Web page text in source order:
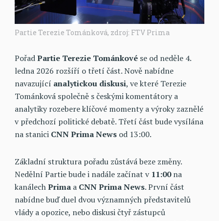
Partie Terezie Tománková, zdroj: FTV Prima
PořadPartie Terezie Tománkové se od neděle 4.
ledna 2026 rozšíří o třetí část. Nově nabídne
navazující analytickou diskusi, ve které Terezie
Tománková společně s českými komentátory a
analytiky rozebere klíčové momenty a výroky zaznělé
v předchozí politické debatě. Třetí část bude vysílána
na stanici CNN Prima News od 13:00.
Základní struktura pořadu zůstává beze změny.
Nedělní Partie bude i nadále začínat v 11:00na
kanálechPrima a CNN Prima News. První část
nabídne buď duel dvou významných představitelů
vlády a opozice, nebo diskusi čtyř zástupců